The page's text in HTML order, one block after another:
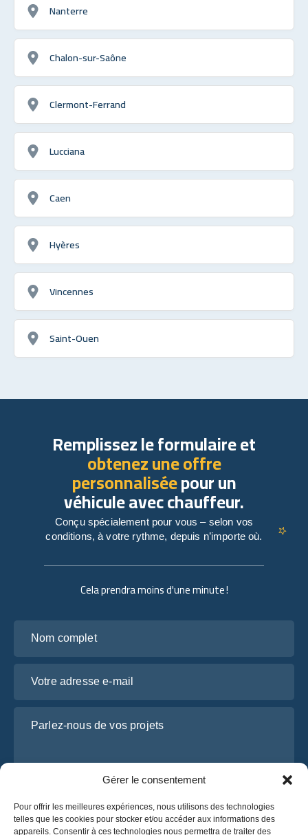
Gérer le consentement
Pour offrir les meilleures expériences, nous utilisons des technologies
telles que les cookies pour stocker et/ou accéder aux informations des
appareils. Consentir à ces technologies nous permettra de traiter des
Nanterre
Chalon-sur-Saône
Clermont-Ferrand
Lucciana
Caen
Hyères
Vincennes
Saint-Ouen
Cela prendra moins d'une minute !
Remplissez le formulaire et
obtenez une offre
personnaliséepour un
véhicule avec chauffeur.
Conçu spécialement pour vous – selon vos
conditions, à votre rythme, depuis n’importe où.